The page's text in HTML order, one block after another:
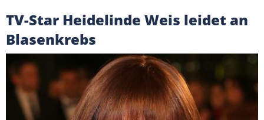
TV-Star Heidelinde Weis leidet an
Blasenkrebs